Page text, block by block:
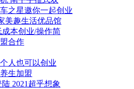
之星邀你一起创业
美趣生活优品馆
本创业/操作简
合作
人也可以创业
生加盟
2021超乎想象